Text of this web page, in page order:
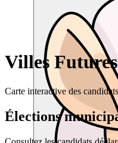
Villes
Carte interactive des
Élections